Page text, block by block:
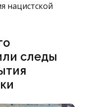
нацистской
следы